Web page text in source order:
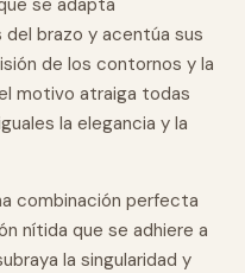
se adapta
brazo y acentúa sus
de los contornos y la
motivo atraiga todas
la elegancia y la
combinación perfecta
nítida que se adhiere a
la singularidad y